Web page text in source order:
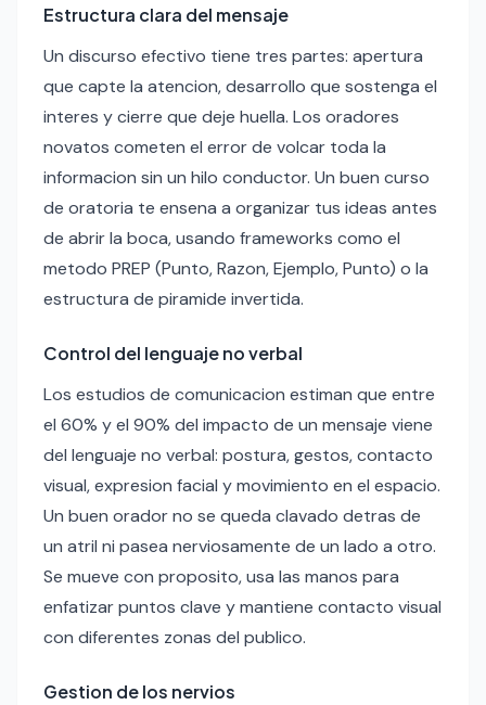
Estructura clara del mensaje
Un discurso efectivo tiene tres partes: apertura
que capte la atencion, desarrollo que sostenga el
interes y cierre que deje huella. Los oradores
novatos cometen el error de volcar toda la
informacion sin un hilo conductor. Un buen curso
de oratoria te ensena a organizar tus ideas antes
de abrir la boca, usando frameworks como el
metodo PREP (Punto, Razon, Ejemplo, Punto) o la
estructura de piramide invertida.
Control del lenguaje no verbal
Los estudios de comunicacion estiman que entre
el 60% y el 90% del impacto de un mensaje viene
del lenguaje no verbal: postura, gestos, contacto
visual, expresion facial y movimiento en el espacio.
Un buen orador no se queda clavado detras de
un atril ni pasea nerviosamente de un lado a otro.
Se mueve con proposito, usa las manos para
enfatizar puntos clave y mantiene contacto visual
con diferentes zonas del publico.
Gestion de los nervios